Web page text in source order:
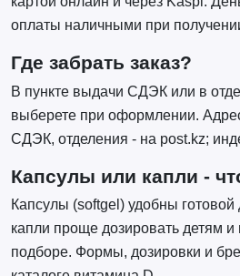
оплаты наличными при
Где забрать заказ?
В пункте выдачи СДЭК или в
выберете при оформлении.
СДЭК, отделения - на post.kz;
Капсулы или капли -
Капсулы (softgel) удобны готовой
капли проще дозировать детям
подборе. Формы, дозировки и